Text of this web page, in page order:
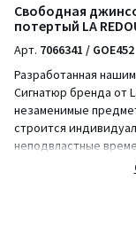
Свободная
потертый LA
Арт. 7066341 / GOE452
Разработанная
Сигнатюр бренда от
незаменимые
строится
неподвластные
Простота - это